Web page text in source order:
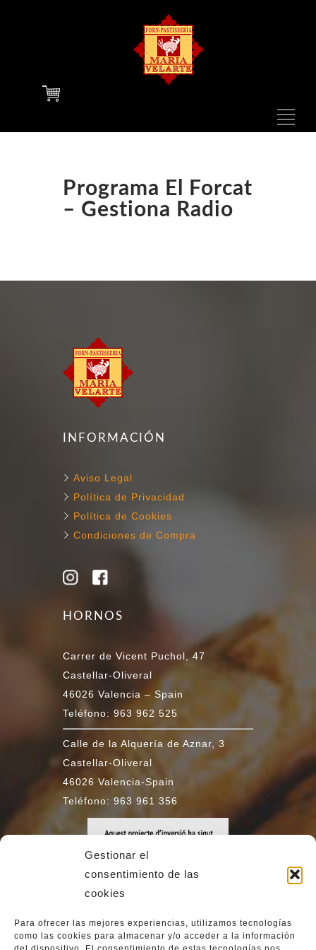
Gestionar el
consentimiento de las
cookies
Para ofrecer las mejores experiencias, utilizamos tecnologías
como las cookies para almacenar y/o acceder a la información
Programa El Forcat
– Gestiona Radio
INFORMACIÓN
Aviso Legal
Política de Privacidad
Política de Cookies
Condiciones de Compra
HORNOS
Carrer de Vicent Puchol, 47
Castellar-Oliveral
46026 Valencia – Spain
Teléfono: 963 962 525
Calle de la Alquería de Aznar, 3
Castellar-Oliveral
46026 Valencia-Spain
Teléfono: 963 961 356